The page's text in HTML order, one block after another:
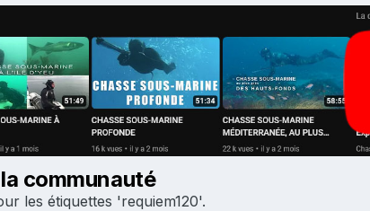
communauté
les étiquettes 'requiem120'.